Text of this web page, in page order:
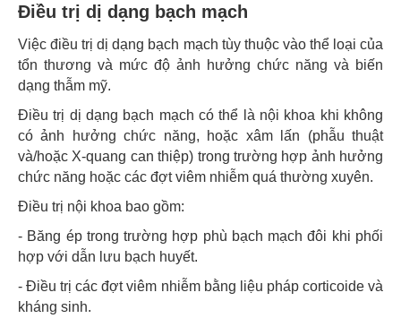
Điều trị dị dạng bạch mạch
Việc điều trị dị dạng bạch mạch tùy thuộc vào thể loại của
tổn thương và mức độ ảnh hưởng chức năng và biến
dạng thẫm mỹ.
Điều trị dị dạng bạch mạch có thể là nội khoa khi không
có ảnh hưởng chức năng, hoặc xâm lấn (phẫu thuật
và/hoặc X-quang can thiệp) trong trường hợp ảnh hưởng
chức năng hoặc các đợt viêm nhiễm quá thường xuyên.
Điều trị nội khoa bao gồm:
- Băng ép trong trường hợp phù bạch mạch đôi khi phối
hợp với dẫn lưu bạch huyết.
- Điều trị các đợt viêm nhiễm bằng liệu pháp corticoide và
kháng sinh.